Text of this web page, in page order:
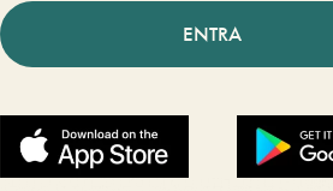
ENTRA